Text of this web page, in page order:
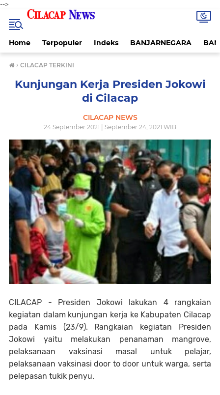
-->
Home Terpopuler Indeks BANJARNEGARA
› CILACAP TERKINI
Kunjungan Kerja Presiden Jokowi
di Cilacap
CILACAP NEWS
24 September 2021 | September 24, 2021 WIB
CILACAP - Presiden Jokowi lakukan 4 rangkaian
kegiatan dalam kunjungan kerja ke Kabupaten Cilacap
pada Kamis (23/9). Rangkaian kegiatan Presiden
Jokowi yaitu melakukan penanaman mangrove,
pelaksanaan vaksinasi masal untuk pelajar,
pelaksanaan vaksinasi door to door untuk warga, serta
pelepasan tukik penyu.